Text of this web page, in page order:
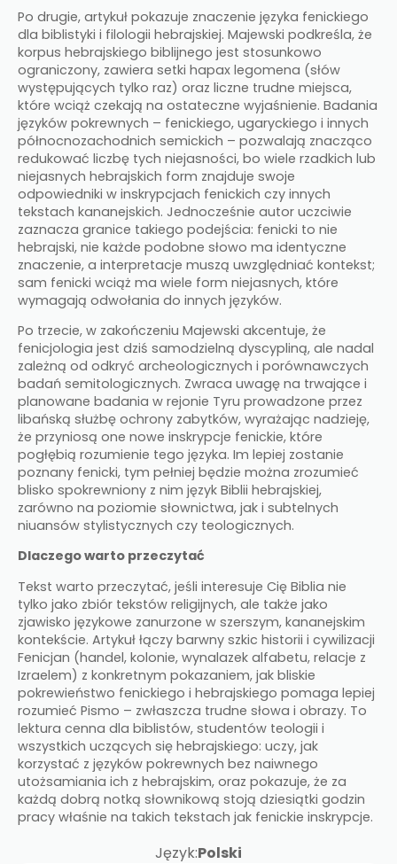
Po drugie, artykuł pokazuje znaczenie języka fenickiego
dla biblistyki i filologii hebrajskiej. Majewski podkreśla, że
korpus hebrajskiego biblijnego jest stosunkowo
ograniczony, zawiera setki hapax legomena (słów
występujących tylko raz) oraz liczne trudne miejsca,
które wciąż czekają na ostateczne wyjaśnienie. Badania
języków pokrewnych – fenickiego, ugaryckiego i innych
północnozachodnich semickich – pozwalają znacząco
redukować liczbę tych niejasności, bo wiele rzadkich lub
niejasnych hebrajskich form znajduje swoje
odpowiedniki w inskrypcjach fenickich czy innych
tekstach kananejskich. Jednocześnie autor uczciwie
zaznacza granice takiego podejścia: fenicki to nie
hebrajski, nie każde podobne słowo ma identyczne
znaczenie, a interpretacje muszą uwzględniać kontekst;
sam fenicki wciąż ma wiele form niejasnych, które
wymagają odwołania do innych języków.​
Po trzecie, w zakończeniu Majewski akcentuje, że
fenicjologia jest dziś samodzielną dyscypliną, ale nadal
zależną od odkryć archeologicznych i porównawczych
badań semitologicznych. Zwraca uwagę na trwające i
planowane badania w rejonie Tyru prowadzone przez
libańską służbę ochrony zabytków, wyrażając nadzieję,
że przyniosą one nowe inskrypcje fenickie, które
pogłębią rozumienie tego języka. Im lepiej zostanie
poznany fenicki, tym pełniej będzie można zrozumieć
blisko spokrewniony z nim język Biblii hebrajskiej,
zarówno na poziomie słownictwa, jak i subtelnych
niuansów stylistycznych czy teologicznych.​
Dlaczego warto przeczytać
Tekst warto przeczytać, jeśli interesuje Cię Biblia nie
tylko jako zbiór tekstów religijnych, ale także jako
zjawisko językowe zanurzone w szerszym, kananejskim
kontekście. Artykuł łączy barwny szkic historii i cywilizacji
Fenicjan (handel, kolonie, wynalazek alfabetu, relacje z
Izraelem) z konkretnym pokazaniem, jak bliskie
pokrewieństwo fenickiego i hebrajskiego pomaga lepiej
rozumieć Pismo – zwłaszcza trudne słowa i obrazy. To
lektura cenna dla biblistów, studentów teologii i
wszystkich uczących się hebrajskiego: uczy, jak
korzystać z języków pokrewnych bez naiwnego
utożsamiania ich z hebrajskim, oraz pokazuje, że za
każdą dobrą notką słownikową stoją dziesiątki godzin
pracy właśnie na takich tekstach jak fenickie inskrypcje.
Język:Polski